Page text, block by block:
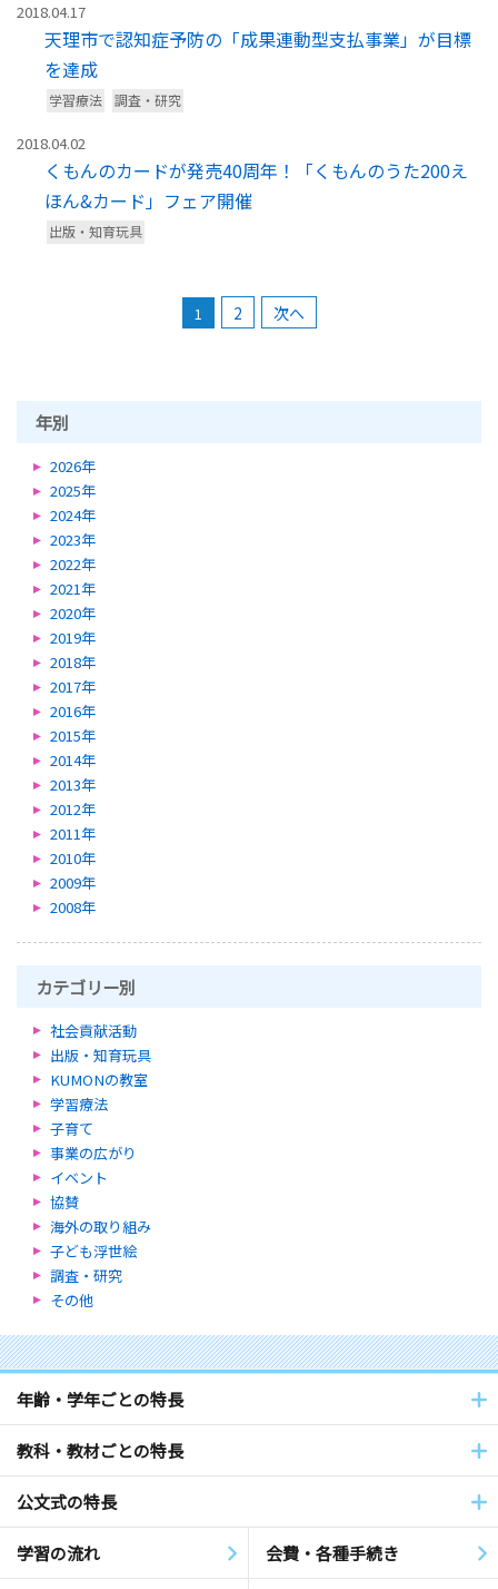
2018.04.17
天理市で認知症予防の「成果連動型支払事業」が目標
を達成
学習療法 調査・研究
2018.04.02
くもんのカードが発売40周年！「くもんのうた200え
ほん&カード」フェア開催
出版・知育玩具
1 2 次へ
年別
2026年
2025年
2024年
2023年
2022年
2021年
2020年
2019年
2018年
2017年
2016年
2015年
2014年
2013年
2012年
2011年
2010年
2009年
2008年
カテゴリー別
社会貢献活動
出版・知育玩具
KUMONの教室
学習療法
子育て
事業の広がり
イベント
協賛
海外の取り組み
子ども浮世絵
調査・研究
その他
年齢・学年ごとの特長
教科・教材ごとの特長
公文式の特長
学習の流れ 会費・各種手続き